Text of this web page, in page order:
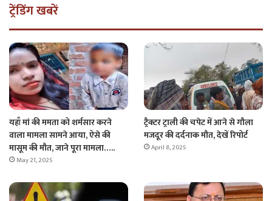
ट्रेंडिंग खबरें
यहाँ मां की ममता को शर्मसार करने
वाला मामला सामने आया, ऐसे की
मासूम की मौत, जाने पूरा मामला…..
May 21, 2025
ट्रैक्टर ट्राली की चपेट में आने से गौला
मजदूर की दर्दनाक मौत, देखें रिपोर्ट
April 8, 2025